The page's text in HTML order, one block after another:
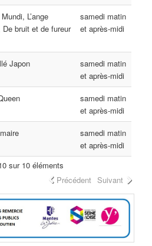
L’ange
De bruit et de fureur
samedi matin
et après-midi
Japon
samedi matin
et après-midi
samedi matin
et après-midi
samedi matin
et après-midi
sur 10 éléments
Précédent Suivant